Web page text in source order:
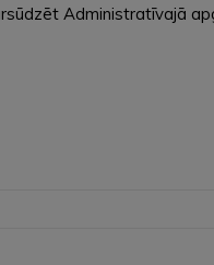
Administratīvajā